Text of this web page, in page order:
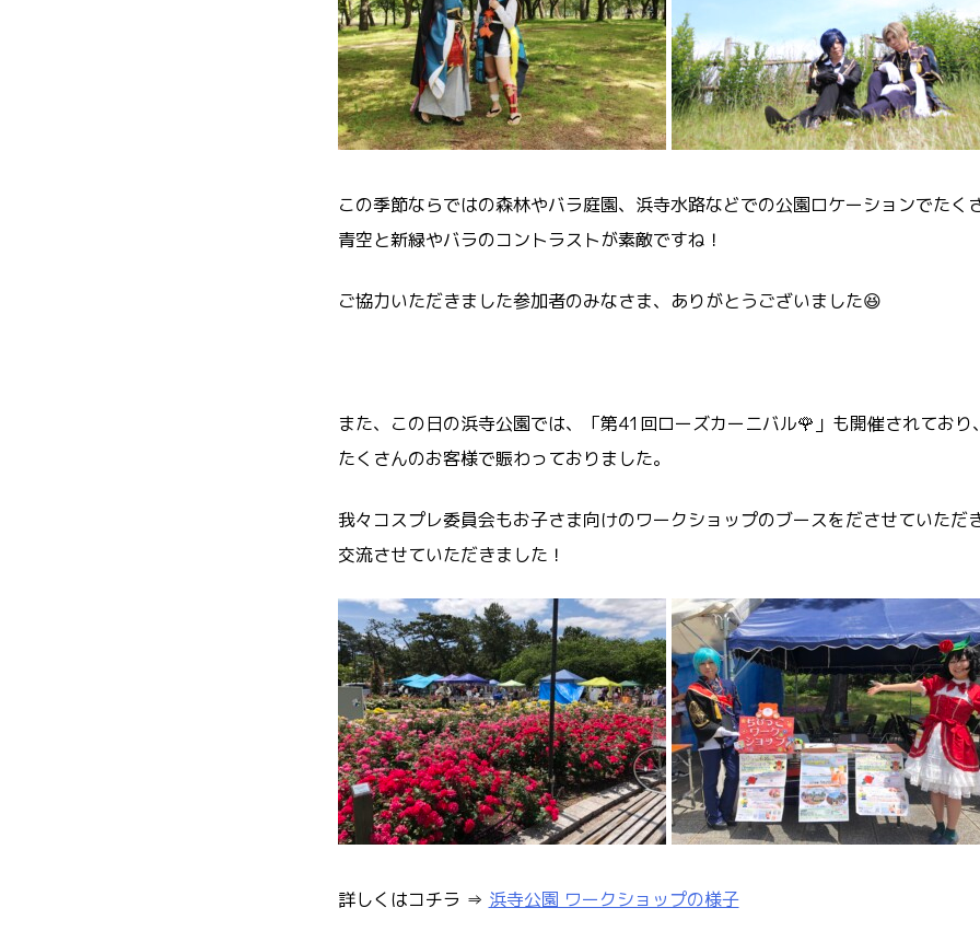
この季節ならではの森林やバラ庭園、浜寺水路などでの公園ロケーションでたく
青空と新緑やバラのコントラストが素敵ですね！
ご協力いただきました参加者のみなさま、ありがとうございました😆
また、この日の浜寺公園では、「第41回ローズカーニバル🌹」も開催されてお
たくさんのお客様で賑わっておりました。
我々コスプレ委員会もお子さま向けのワークショップのブースをださせていただ
交流させていただきました！
詳しくはコチラ ⇒ 浜寺公園 ワークショップの様子